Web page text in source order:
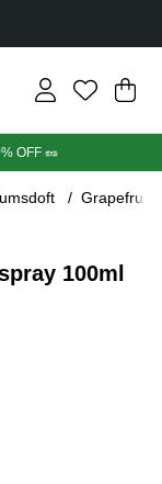
Din
.
OFF 🥜
Grapefrukt
100ml